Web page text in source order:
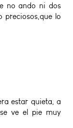
no ando ni dos
preciosos,que lo
estar quieta, a
ve el pie muy